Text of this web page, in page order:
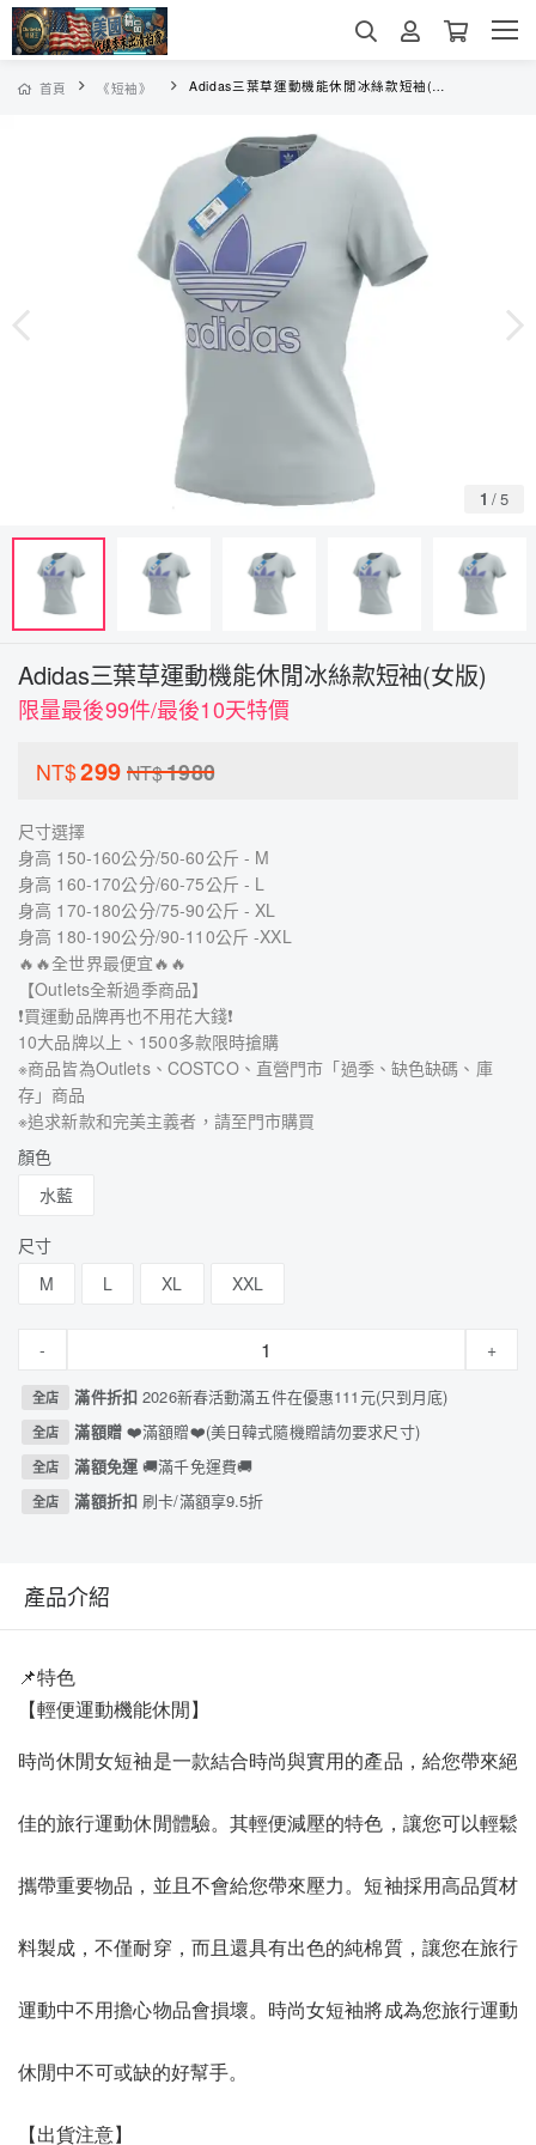
首頁 《短袖》 Adidas三葉草運動機能休閒冰絲款短袖(女版)
1 /5
Adidas三葉草運動機能休閒冰絲款短袖(女版)
限量最後99件/最後10天特價
NT$299 NT$1980
尺寸選擇
身高 150-160公分/50-60公斤 - M
身高 160-170公分/60-75公斤 - L
身高 170-180公分/75-90公斤 - XL
身高 180-190公分/90-110公斤 -XXL
🔥🔥全世界最便宜🔥🔥
【Outlets全新過季商品】
❗買運動品牌再也不用花大錢❗
10大品牌以上、1500多款限時搶購
※商品皆為Outlets、COSTCO、直營門市「過季、缺色缺碼、庫
存」商品
※追求新款和完美主義者，請至門市購買
顏色
水藍
尺寸
M
L XL XXL
- +
全店 滿件折扣2026新春活動滿五件在優惠111元(只到月底)
全店 滿額贈 ❤️滿額贈❤️(美日韓式隨機贈請勿要求尺寸)
全店 滿額免運🚚滿千免運費🚚
全店 滿額折扣 刷卡/滿額享9.5折
產品介紹
📌特色
【輕便運動機能休閒】
時尚休閒女短袖是一款結合時尚與實用的產品，給您帶來絕
佳的旅行運動休閒體驗。其輕便減壓的特色，讓您可以輕鬆
攜帶重要物品，並且不會給您帶來壓力。短袖採用高品質材
料製成，不僅耐穿，而且還具有出色的純棉質，讓您在旅行
運動中不用擔心物品會損壞。時尚女短袖將成為您旅行運動
休閒中不可或缺的好幫手。
【出貨注意】